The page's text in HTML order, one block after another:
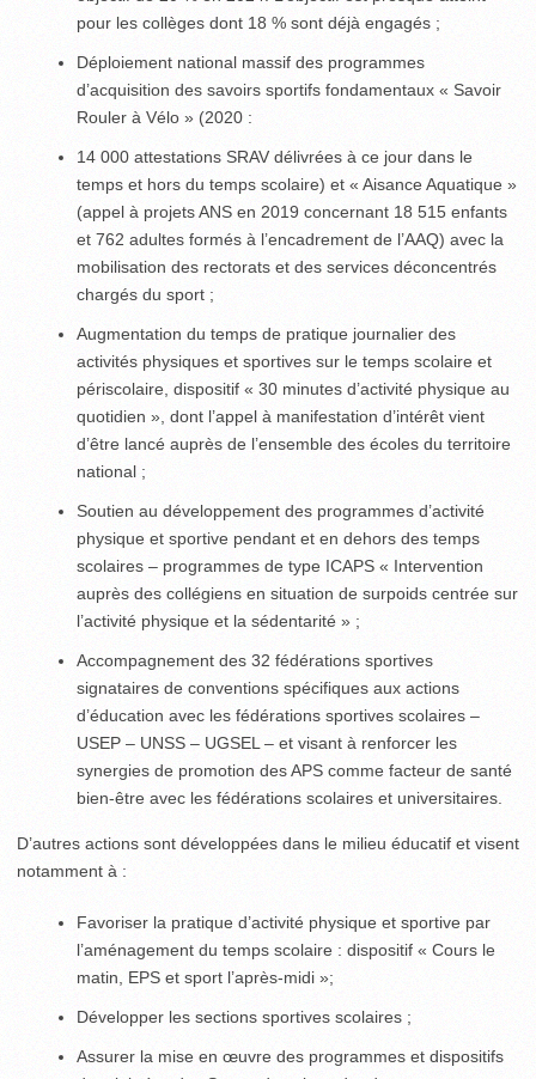
pour les collèges dont 18 % sont déjà engagés ;
Déploiement national massif des programmes
d’acquisition des savoirs sportifs fondamentaux « Savoir
Rouler à Vélo » (2020 :
14 000 attestations SRAV délivrées à ce jour dans le
temps et hors du temps scolaire) et « Aisance Aquatique »
(appel à projets ANS en 2019 concernant 18 515 enfants
et 762 adultes formés à l’encadrement de l’AAQ) avec la
mobilisation des rectorats et des services déconcentrés
chargés du sport ;
Augmentation du temps de pratique journalier des
activités physiques et sportives sur le temps scolaire et
périscolaire, dispositif « 30 minutes d’activité physique au
quotidien », dont l’appel à manifestation d’intérêt vient
d’être lancé auprès de l’ensemble des écoles du territoire
national ;
Soutien au développement des programmes d’activité
physique et sportive pendant et en dehors des temps
scolaires – programmes de type ICAPS « Intervention
auprès des collégiens en situation de surpoids centrée sur
l’activité physique et la sédentarité » ;
Accompagnement des 32 fédérations sportives
signataires de conventions spécifiques aux actions
d’éducation avec les fédérations sportives scolaires –
USEP – UNSS – UGSEL – et visant à renforcer les
synergies de promotion des APS comme facteur de santé
bien-être avec les fédérations scolaires et universitaires.
D’autres actions sont développées dans le milieu éducatif et visent
notamment à :
Favoriser la pratique d’activité physique et sportive par
l’aménagement du temps scolaire : dispositif « Cours le
matin, EPS et sport l’après-midi »;
Développer les sections sportives scolaires ;
Assurer la mise en œuvre des programmes et dispositifs